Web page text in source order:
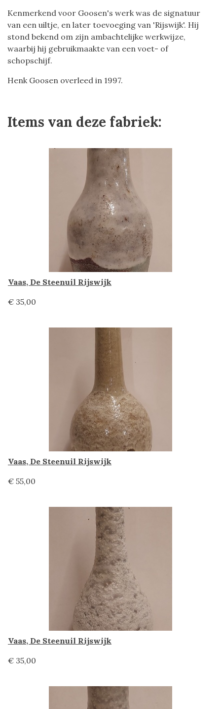
Kenmerkend voor Goosen's werk was de signatuur
van een uiltje, en later toevoeging van 'Rijswijk'. Hij
stond bekend om zijn ambachtelijke werkwijze,
waarbij hij gebruikmaakte van een voet- of
schopschijf.
Henk Goosen overleed in 1997.
Items van deze fabriek:
Vaas, De Steenuil Rijswijk
€ 35,00
Vaas, De Steenuil Rijswijk
€ 55,00
Vaas, De Steenuil Rijswijk
€ 35,00